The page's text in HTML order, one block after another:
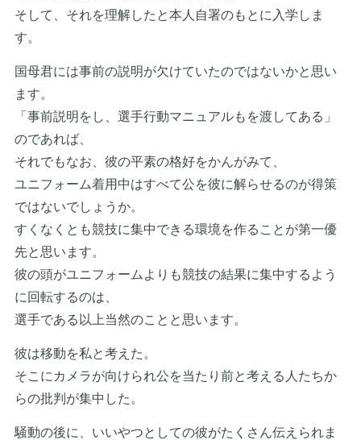
そして、それを理解したと本人自署のもとに入学しま
す。
国母君には事前の説明が欠けていたのではないかと思い
ます。
「事前説明をし、選手行動マニュアルもを渡してある」
のであれば、
それでもなお、彼の平素の格好をかんがみて、
ユニフォーム着用中はすべて公を彼に解らせるのが得策
ではないでしょうか。
すくなくとも競技に集中できる環境を作ることが第一優
先と思います。
彼の頭がユニフォームよりも競技の結果に集中するよう
に回転するのは、
選手である以上当然のことと思います。
彼は移動を私と考えた。
そこにカメラが向けられ公を当たり前と考える人たちか
らの批判が集中した。
騒動の後に、いいやつとしての彼がたくさん伝えられま